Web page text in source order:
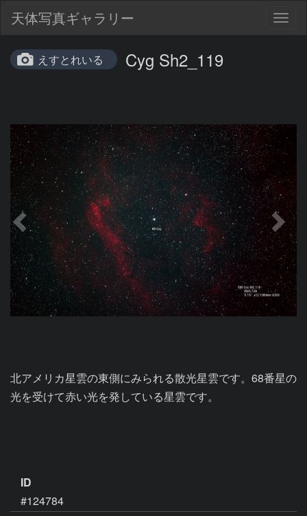
天体写真ギャラリー
えすとれいる Cyg Sh2_119
北アメリカ星雲の東側にみられる散光星雲です。68番星の
光を受けて赤い光を発している星雲です。
ID
#124784